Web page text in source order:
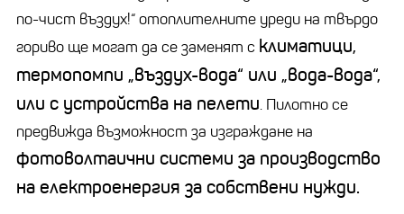
по-чист въздух!“ отоплителните уреди на твърдо
гориво ще могат да се заменят с климатици,
термопомпи „въздух-вода“ или „вода-вода“,
или с устройства на пелети. Пилотно се
предвижда възможност за изграждане на
фотоволтаични системи за производство
на електроенергия за собствени нужди.